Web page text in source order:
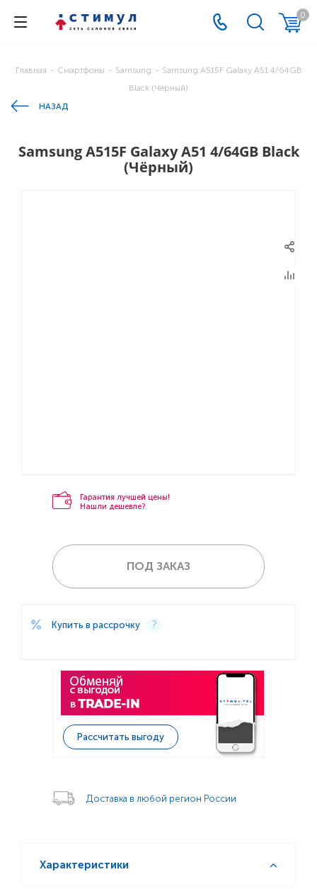
0
Главная - Смартфоны - Samsung - Samsung A515F Galaxy A51 4/64GB
Black (Чёрный)
НАЗАД
Samsung A515F Galaxy A51 4/64GB Black
(Чёрный)
Гарантия лучшей цены!
Нашли дешевле?
ПОД ЗАКАЗ
Купить в рассрочку
Рассчитать выгоду
Доставка в любой регион России
Характеристики